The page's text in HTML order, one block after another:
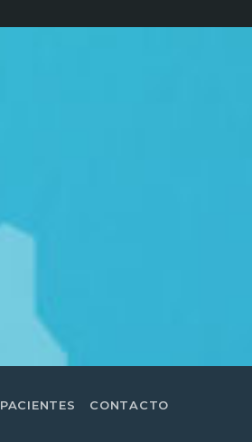
PACIENTES CONTACTO